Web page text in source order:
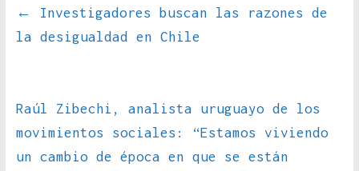
←
Investigadores buscan las razones de
la desigualdad en Chile
Raúl Zibechi, analista uruguayo de los
movimientos sociales: “Estamos viviendo
un cambio de época en que se están